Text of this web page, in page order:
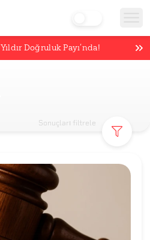
Yıldır Doğruluk Payı’nda!
Sonuçları filtrele